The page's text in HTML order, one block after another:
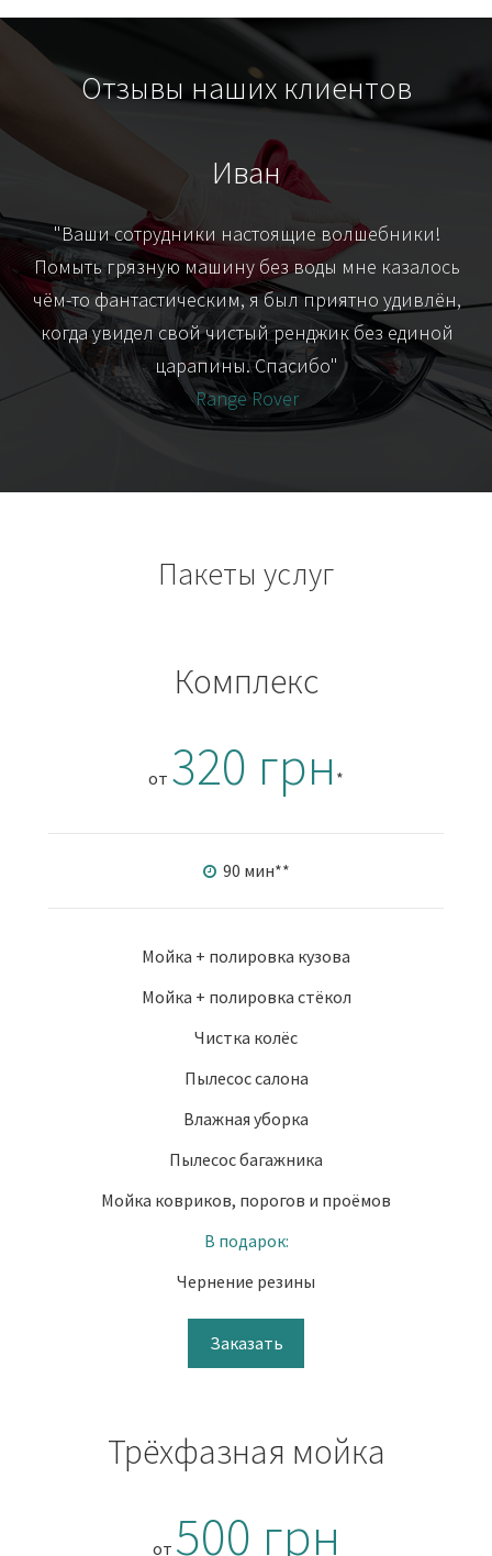
Отзывы наших клиентов
Иван
"Ваши сотрудники настоящие волшебники!
Помыть грязную машину без воды мне казалось
чём-то фантастическим, я был приятно удивлён,
когда увидел свой чистый ренджик без единой
царапины. Спасибо"
Range Rover
Пакеты услуг
Комплекс
от 320 грн *
90 мин**
Мойка + полировка кузова
Мойка + полировка стёкол
Чистка колёс
Пылесос салона
Влажная уборка
Пылесос багажника
Мойка ковриков, порогов и проёмов
В подарок:
Чернение резины
Заказать
Трёхфазная мойка
от 500 грн